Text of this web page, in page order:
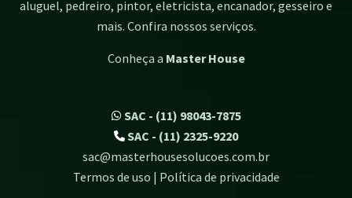
aluguel, pedreiro, pintor, eletricista, encanador, gesseiro e
mais. Confira nossos serviços.
Conheça a Master House
SAC - (11) 98043-7875
SAC - (11) 2325-9220
sac@masterhousesolucoes.com.br
Termos de uso | Política de privacidade